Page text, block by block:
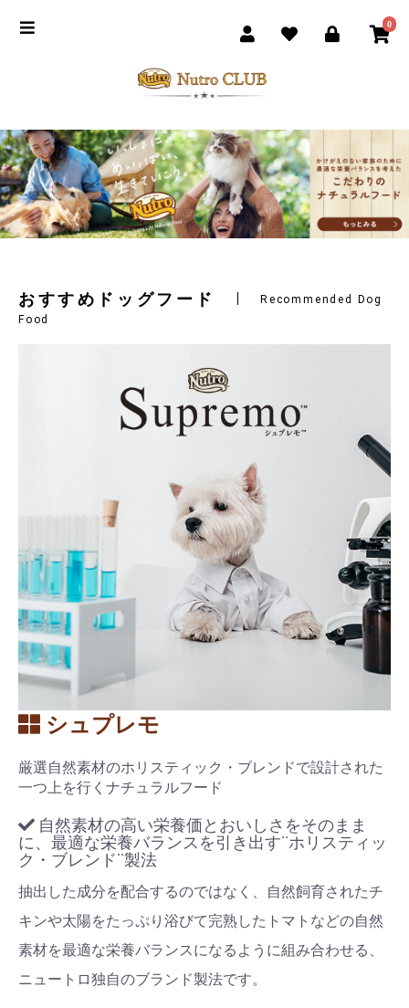
0
おすすめドッグフード
Recommended Dog
Food
シュプレモ
厳選自然素材のホリスティック・ブレンドで設計された
一つ上を行くナチュラルフード
自然素材の高い栄養価とおいしさをそのまま
に、最適な栄養バランスを引き出す¨ホリスティッ
ク・ブレンド¨製法
抽出した成分を配合するのではなく、自然飼育されたチ
キンや太陽をたっぷり浴びて完熟したトマトなどの自然
素材を最適な栄養バランスになるように組み合わせる、
ニュートロ独自のブランド製法です。